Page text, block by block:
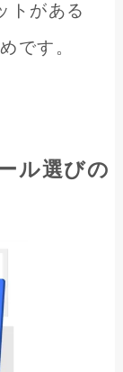
トがある
です。
ル選びの